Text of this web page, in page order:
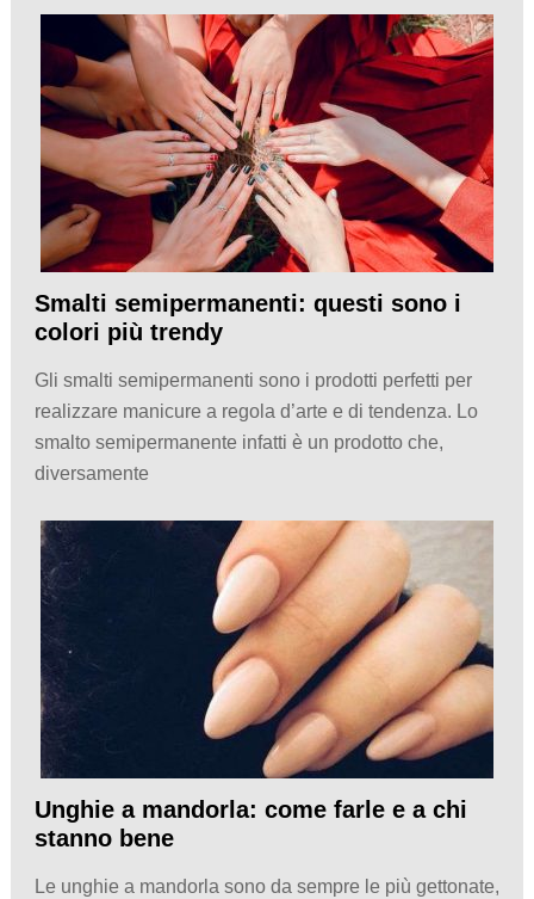
Smalti semipermanenti: questi sono i
colori più trendy
Gli smalti semipermanenti sono i prodotti perfetti per
realizzare manicure a regola d’arte e di tendenza. Lo
smalto semipermanente infatti è un prodotto che,
diversamente
Unghie a mandorla: come farle e a chi
stanno bene
Le unghie a mandorla sono da sempre le più gettonate,